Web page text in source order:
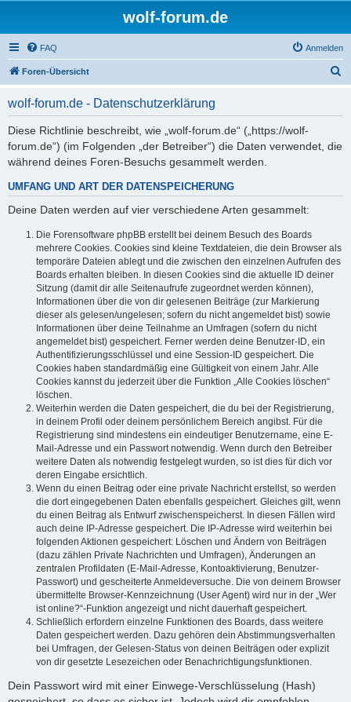
wolf-forum.de
FAQ Anmelden
Foren-Übersicht
wolf-forum.de - Datenschutzerklärung
Diese Richtlinie beschreibt, wie „wolf-forum.de“ („https://wolf-
forum.de“) (im Folgenden „der Betreiber“) die Daten verwendet, die
während deines Foren-Besuchs gesammelt werden.
UMFANG UND ART DER DATENSPEICHERUNG
Deine Daten werden auf vier verschiedene Arten gesammelt:
Die Forensoftware phpBB erstellt bei deinem Besuch des Boards
mehrere Cookies. Cookies sind kleine Textdateien, die dein Browser als
temporäre Dateien ablegt und die zwischen den einzelnen Aufrufen des
Boards erhalten bleiben. In diesen Cookies sind die aktuelle ID deiner
Sitzung (damit dir alle Seitenaufrufe zugeordnet werden können),
Informationen über die von dir gelesenen Beiträge (zur Markierung
dieser als gelesen/ungelesen; sofern du nicht angemeldet bist) sowie
Informationen über deine Teilnahme an Umfragen (sofern du nicht
angemeldet bist) gespeichert. Ferner werden deine Benutzer-ID, ein
Authentifizierungsschlüssel und eine Session-ID gespeichert. Die
Cookies haben standardmäßig eine Gültigkeit von einem Jahr. Alle
Cookies kannst du jederzeit über die Funktion „Alle Cookies löschen“
löschen.
Weiterhin werden die Daten gespeichert, die du bei der Registrierung,
in deinem Profil oder deinem persönlichem Bereich angibst. Für die
Registrierung sind mindestens ein eindeutiger Benutzername, eine E-
Mail-Adresse und ein Passwort notwendig. Wenn durch den Betreiber
weitere Daten als notwendig festgelegt wurden, so ist dies für dich vor
deren Eingabe ersichtlich.
Wenn du einen Beitrag oder eine private Nachricht erstellst, so werden
die dort eingegebenen Daten ebenfalls gespeichert. Gleiches gilt, wenn
du einen Beitrag als Entwurf zwischenspeicherst. In diesen Fällen wird
auch deine IP-Adresse gespeichert. Die IP-Adresse wird weiterhin bei
folgenden Aktionen gespeichert: Löschen und Ändern von Beiträgen
(dazu zählen Private Nachrichten und Umfragen), Änderungen an
zentralen Profildaten (E-Mail-Adresse, Kontoaktivierung, Benutzer-
Passwort) und gescheiterte Anmeldeversuche. Die von deinem Browser
übermittelte Browser-Kennzeichnung (User Agent) wird nur in der „Wer
ist online?“-Funktion angezeigt und nicht dauerhaft gespeichert.
Schließlich erfordern einzelne Funktionen des Boards, dass weitere
Daten gespeichert werden. Dazu gehören dein Abstimmungsverhalten
bei Umfragen, der Gelesen-Status von deinen Beiträgen oder explizit
von dir gesetzte Lesezeichen oder Benachrichtigungsfunktionen.
Dein Passwort wird mit einer Einwege-Verschlüsselung (Hash)